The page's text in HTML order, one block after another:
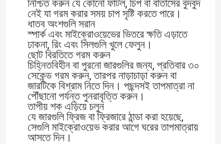
নিশ্চিত করুন যে কোনো ফাটল, চিপ বা বাতাসের বুদবুদ
নেই যা গরম করার সময় চাপ সৃষ্টি করতে পারে।
ধাতব অংশগুলি সরান
স্পার্ক এবং মাইক্রোওয়েভের ভিতরে ক্ষতি এড়াতে
ঢাকনা, রিং এবং সিলগুলি খুলে ফেলুন।
ছোট বিরতিতে গরম করুন
চিহ্নিতবিহীন বা পুরনো জারগুলির জন্য, প্রতিবার ৩০
সেকেন্ড গরম করুন, তারপর নাড়াচাড়া করুন বা
জারটিকে বিশ্রাম নিতে দিন। পছন্দসই তাপমাত্রা না
পৌঁছানো পর্যন্ত পুনরাবৃত্তি করুন।
তাপীয় শক এড়িয়ে চলুন
যে জারগুলি ফ্রিজ বা ফ্রিজারে ঠান্ডা করা হয়েছে,
সেগুলি মাইক্রোওয়েভ করার আগে ঘরের তাপমাত্রায়
আসতে দিন।